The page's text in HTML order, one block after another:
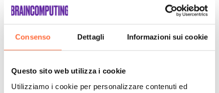
Consenso Dettagli Informazioni sui cookie
Questo sito web utilizza i cookie
Utilizziamo i cookie per personalizzare contenuti ed